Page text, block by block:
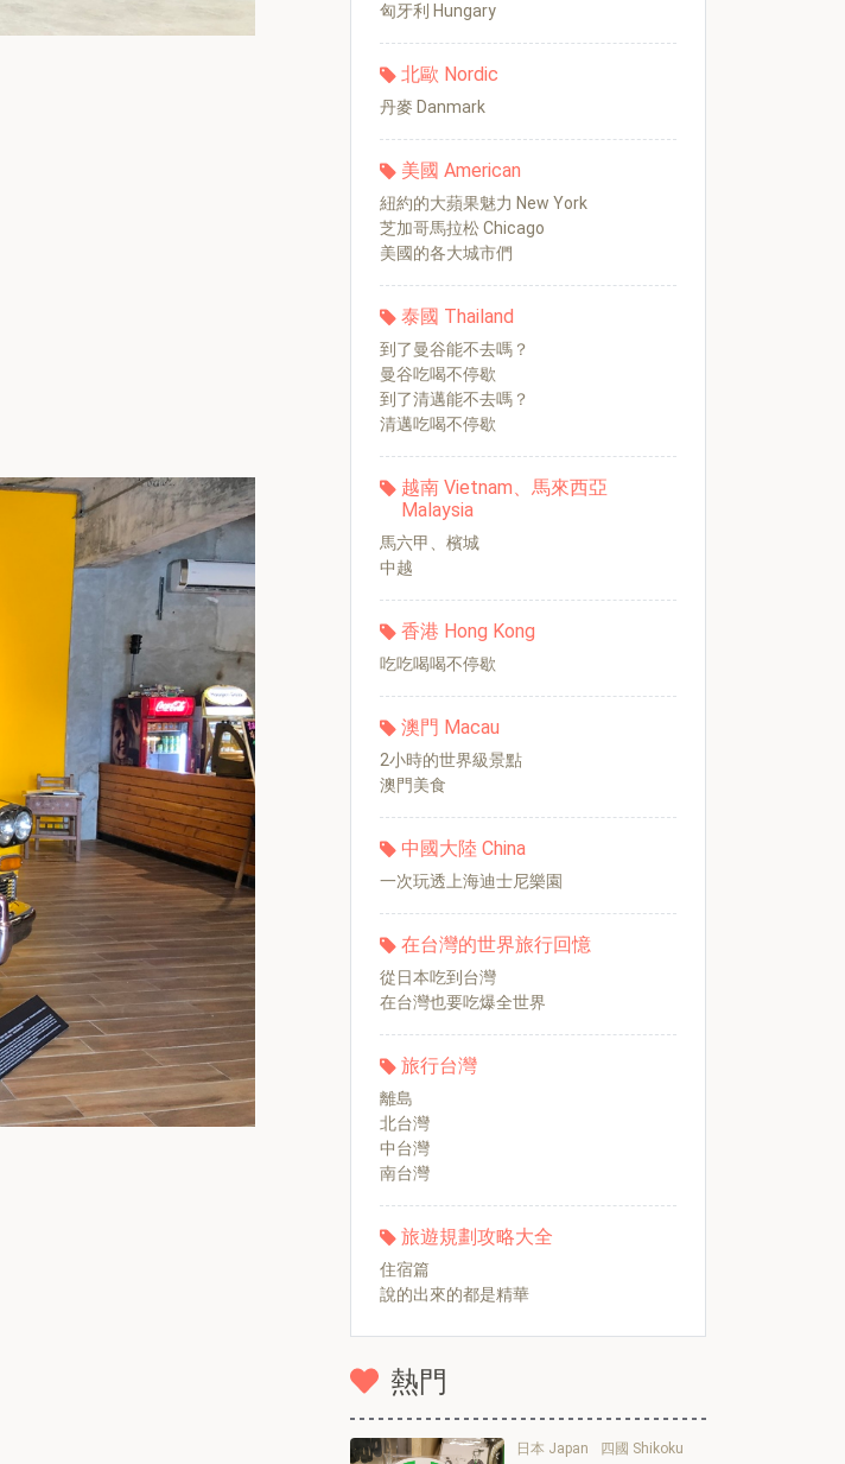
匈牙利 Hungary
北歐 Nordic
丹麥 Danmark
美國 American
紐約的大蘋果魅力 New York
芝加哥馬拉松 Chicago
美國的各大城市們
泰國 Thailand
到了曼谷能不去嗎？
曼谷吃喝不停歇
到了清邁能不去嗎？
清邁吃喝不停歇
越南 Vietnam、馬來西亞
Malaysia
馬六甲、檳城
中越
香港 Hong Kong
吃吃喝喝不停歇
澳門 Macau
2小時的世界級景點
澳門美食
中國大陸 China
一次玩透上海迪士尼樂園
在台灣的世界旅行回憶
從日本吃到台灣
在台灣也要吃爆全世界
旅行台灣
離島
北台灣
中台灣
南台灣
旅遊規劃攻略大全
住宿篇
說的出來的都是精華
熱門
日本 Japan 四國 Shikoku